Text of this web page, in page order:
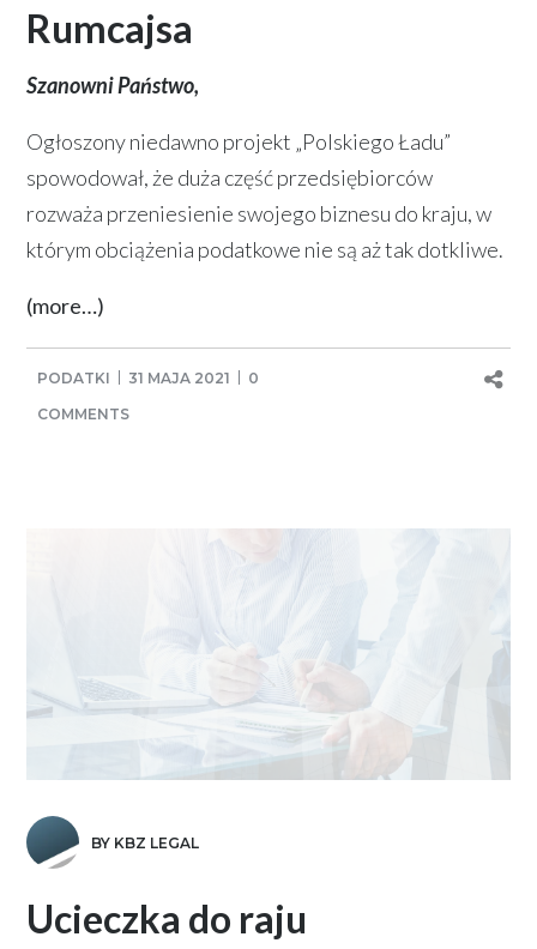
Rumcajsa
Szanowni Państwo,
Ogłoszony niedawno projekt „Polskiego Ładu”
spowodował, że duża część przedsiębiorców
rozważa przeniesienie swojego biznesu do kraju, w
którym obciążenia podatkowe nie są aż tak dotkliwe.
(more…)
PODATKI 31 MAJA 2021
0
COMMENTS
BY KBZ LEGAL
Ucieczka do raju